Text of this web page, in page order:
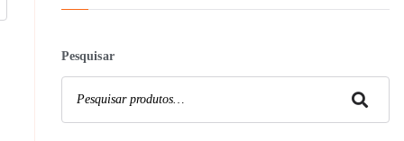
Pesquisar
Pesquisar